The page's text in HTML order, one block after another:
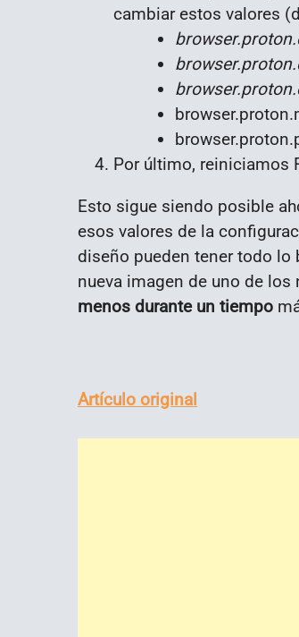
cambiar estos valores
Por último, reiniciamos
Esto sigue siendo posible
esos valores de la
diseño pueden tener todo lo
nueva imagen de uno de
menos durante un tiempo
Artículo original